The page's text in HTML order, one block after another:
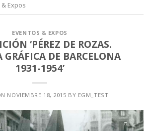
Expos
EVENTOS & EXPOS
‘PÉREZ DE ROZAS.
GRÁFICA DE BARCELONA
1931-1954’
NOVIEMBRE 18, 2015 BY EGM_TEST